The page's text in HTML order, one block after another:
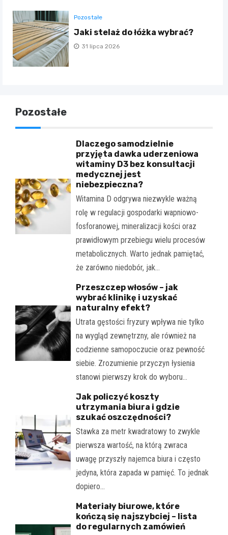
Pozostałe
Jaki stelaż do łóżka wybrać?
31 lipca 2026
Pozostałe
Dlaczego samodzielnie
przyjęta dawka uderzeniowa
witaminy D3 bez konsultacji
medycznej jest
niebezpieczna?
Witamina D odgrywa niezwykle ważną
rolę w regulacji gospodarki wapniowo-
fosforanowej, mineralizacji kości oraz
prawidłowym przebiegu wielu procesów
metabolicznych. Warto jednak pamiętać,
że zarówno niedobór, jak…
Przeszczep włosów – jak
wybrać klinikę i uzyskać
naturalny efekt?
Utrata gęstości fryzury wpływa nie tylko
na wygląd zewnętrzny, ale również na
codzienne samopoczucie oraz pewność
siebie. Zrozumienie przyczyn łysienia
stanowi pierwszy krok do wyboru…
Jak policzyć koszty
utrzymania biura i gdzie
szukać oszczędności?
Stawka za metr kwadratowy to zwykle
pierwsza wartość, na którą zwraca
uwagę przyszły najemca biura i często
jedyna, która zapada w pamięć. To jednak
dopiero…
Materiały biurowe, które
kończą się najszybciej – lista
do regularnych zamówień